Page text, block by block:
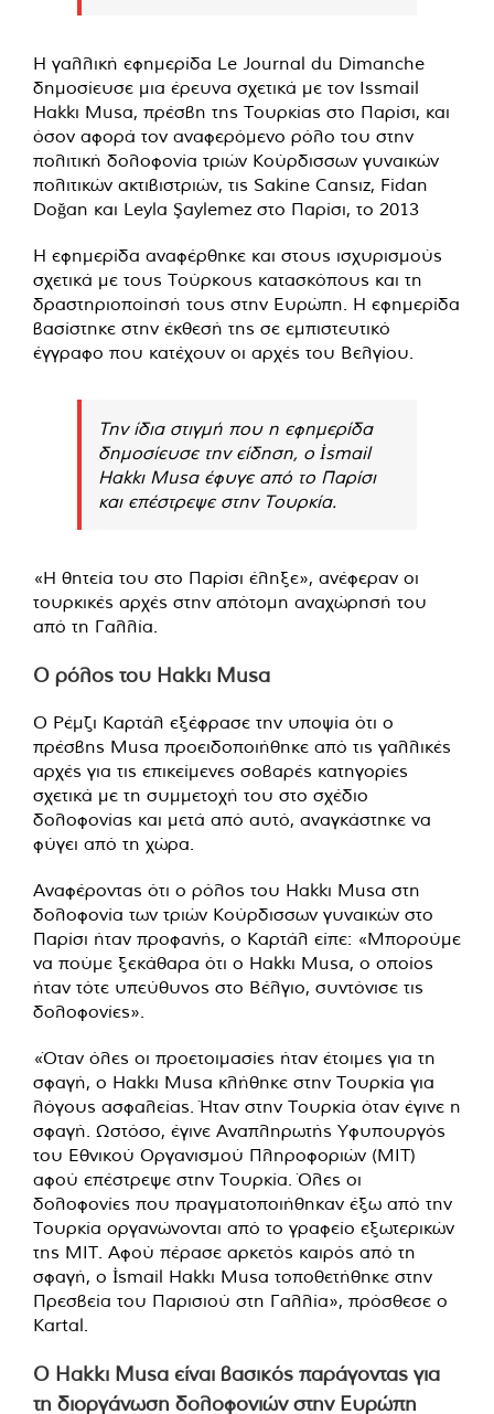
Η γαλλική εφημερίδα Le Journal du Dimanche
δημοσίευσε μια έρευνα σχετικά με τον Issmail
Hakkı Musa, πρέσβη της Τουρκίας στο Παρίσι, και
όσον αφορά τον αναφερόμενο ρόλο του στην
πολιτική δολοφονία τριών Κούρδισσων γυναικών
πολιτικών ακτιβιστριών, τις Sakine Cansız, Fidan
Doğan και Leyla Şaylemez στο Παρίσι, το 2013
Η εφημερίδα αναφέρθηκε και στους ισχυρισμούς
σχετικά με τους Τούρκους κατασκόπους και τη
δραστηριοποίησή τους στην Ευρώπη. Η εφημερίδα
βασίστηκε στην έκθεσή της σε εμπιστευτικό
έγγραφο που κατέχουν οι αρχές του Βελγίου.
Την ίδια στιγμή που η εφημερίδα
δημοσίευσε την είδηση, ο İsmail
Hakkı Musa έφυγε από το Παρίσι
και επέστρεψε στην Τουρκία.
«Η θητεία του στο Παρίσι έληξε», ανέφεραν οι
τουρκικές αρχές στην απότομη αναχώρησή του
από τη Γαλλία.
Ο ρόλος του Hakkı Musa
Ο Ρέμζι Καρτάλ εξέφρασε την υποψία ότι ο
πρέσβης Musa προειδοποιήθηκε από τις γαλλικές
αρχές για τις επικείμενες σοβαρές κατηγορίες
σχετικά με τη συμμετοχή του στο σχέδιο
δολοφονίας και μετά από αυτό, αναγκάστηκε να
φύγει από τη χώρα.
Αναφέροντας ότι ο ρόλος του Hakkı Musa στη
δολοφονία των τριών Κούρδισσων γυναικών στο
Παρίσι ήταν προφανής, ο Καρτάλ είπε: «Μπορούμε
να πούμε ξεκάθαρα ότι ο Hakkı Musa, ο οποίος
ήταν τότε υπεύθυνος στο Βέλγιο, συντόνισε τις
δολοφονίες».
«Όταν όλες οι προετοιμασίες ήταν έτοιμες για τη
σφαγή, ο Hakkı Musa κλήθηκε στην Τουρκία για
λόγους ασφαλείας. Ήταν στην Τουρκία όταν έγινε η
σφαγή. Ωστόσο, έγινε Αναπληρωτής Υφυπουργός
του Εθνικού Οργανισμού Πληροφοριών (MIT)
αφού επέστρεψε στην Τουρκία. Όλες οι
δολοφονίες που πραγματοποιήθηκαν έξω από την
Τουρκία οργανώνονται από το γραφείο εξωτερικών
της MIT. Αφού πέρασε αρκετός καιρός από τη
σφαγή, ο İsmail Hakkı Musa τοποθετήθηκε στην
Πρεσβεία του Παρισιού στη Γαλλία», πρόσθεσε ο
Kartal.
Ο Hakkı Musa είναι βασικός παράγοντας για
τη διοργάνωση δολοφονιών στην Ευρώπη